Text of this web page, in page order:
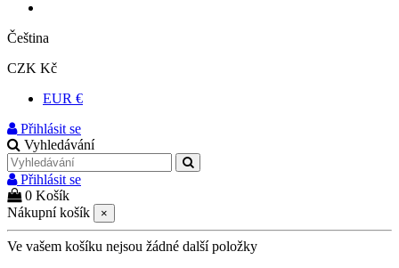
Čeština
CZK Kč
EUR €
Přihlásit se
Vyhledávání
Přihlásit se
0 Košík
Nákupní košík
×
Ve vašem košíku nejsou žádné další položky